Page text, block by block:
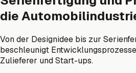
die
Von der Designidee bis zur
beschleunigt
Zulieferer und Start-ups.